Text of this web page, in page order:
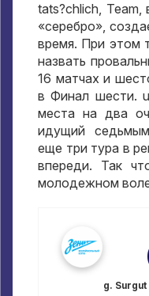
tats?chlich, Team,
«серебро»,
время. При этом
назвать
16 матчах и
в Финал шести.
места на два
идущий
еще три тура в
впереди. Так
молодежном
g. Surgut